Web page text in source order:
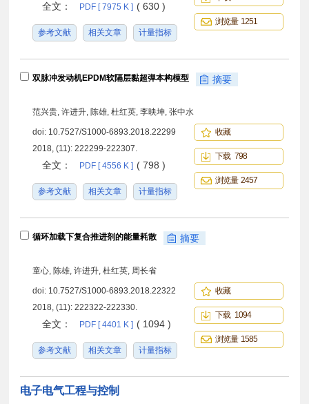
全文： PDF [ 7975 K ] ( 630 )
参考文献 相关文章 计量指标
浏览量 1251
双脉冲发动机EPDM软隔层黏超弹本构模型 摘要
范兴贵, 许进升, 陈雄, 杜红英, 李映坤, 张中水
doi: 10.7527/S1000-6893.2018.22299
2018, (11): 222299-222307.
全文： PDF [ 4556 K ] ( 798 )
参考文献 相关文章 计量指标
收藏
下载 798
浏览量 2457
循环加载下复合推进剂的能量耗散 摘要
童心, 陈雄, 许进升, 杜红英, 周长省
doi: 10.7527/S1000-6893.2018.22322
2018, (11): 222322-222330.
全文： PDF [ 4401 K ] ( 1094 )
参考文献 相关文章 计量指标
收藏
下载 1094
浏览量 1585
电子电气工程与控制